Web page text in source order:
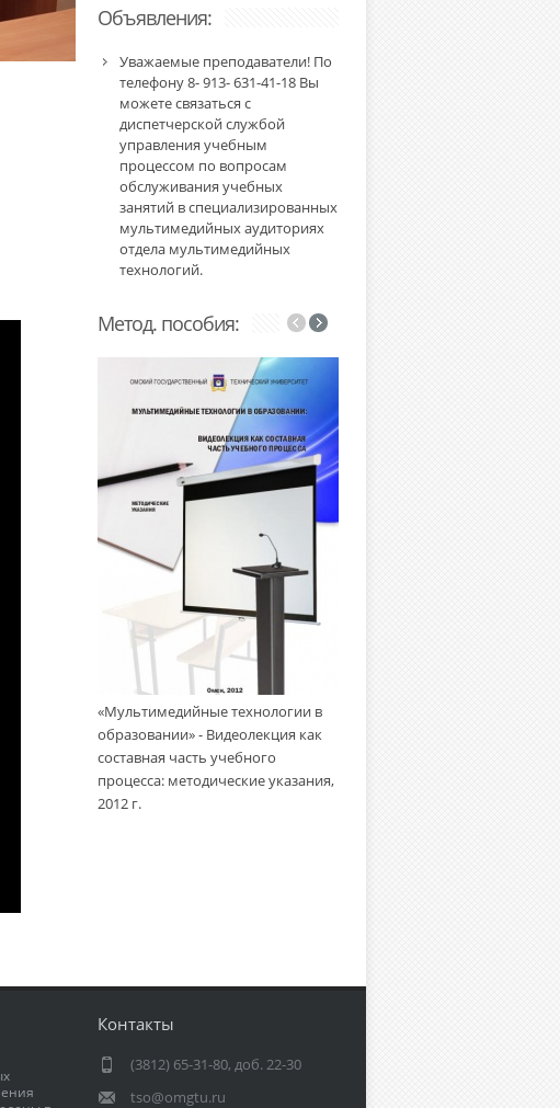
Объявления:
Уважаемые преподаватели! По
телефону 8- 913- 631-41-18 Вы
можете связаться с
диспетчерской службой
управления учебным
процессом по вопросам
обслуживания учебных
занятий в специализированных
мультимедийных аудиториях
отдела мультимедийных
технологий.
Метод. пособия:
«Мультимедийные технологии в
образовании» - Видеолекция как
составная часть учебного
процесса: методические указания,
2012 г.
Контакты
(3812) 65-31-80, доб. 22-30
tso@omgtu.ru